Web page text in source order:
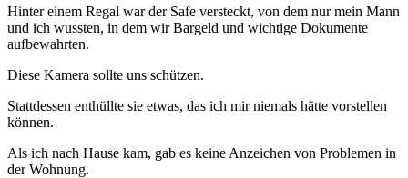
Hinter einem Regal war der Safe versteckt, von dem nur mein Mann
und ich wussten, in dem wir Bargeld und wichtige Dokumente
aufbewahrten.
Diese Kamera sollte uns schützen.
Stattdessen enthüllte sie etwas, das ich mir niemals hätte vorstellen
können.
Als ich nach Hause kam, gab es keine Anzeichen von Problemen in
der Wohnung.